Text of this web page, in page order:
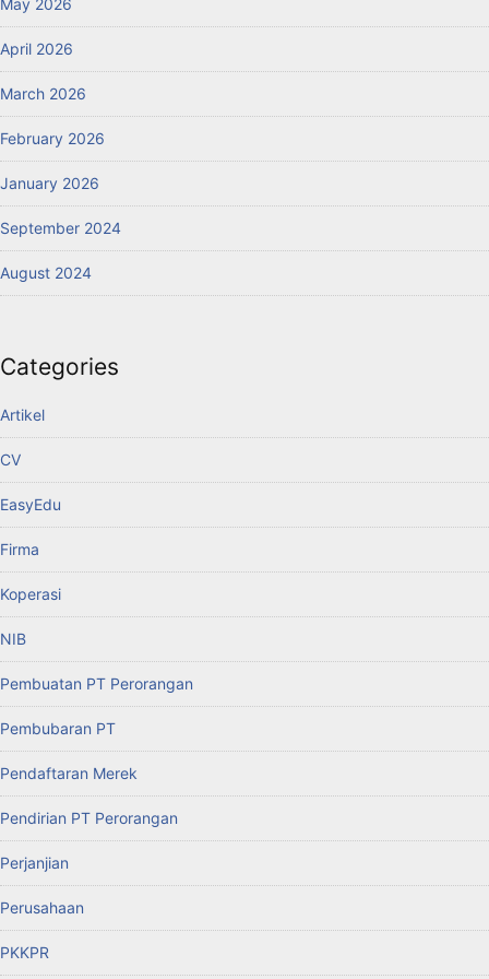
May 2026
April 2026
March 2026
February 2026
January 2026
September 2024
August 2024
Categories
Artikel
CV
EasyEdu
Firma
Koperasi
NIB
Pembuatan PT Perorangan
Pembubaran PT
Pendaftaran Merek
Pendirian PT Perorangan
Perjanjian
Perusahaan
PKKPR